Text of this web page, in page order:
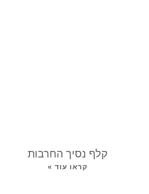
קלף נסיך החרבות
קראו עוד »